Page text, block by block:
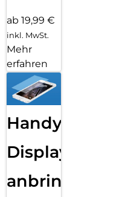
ab 19,99 €
inkl. MwSt.
Mehr
erfahren
Handy
Displayfolie
anbringen